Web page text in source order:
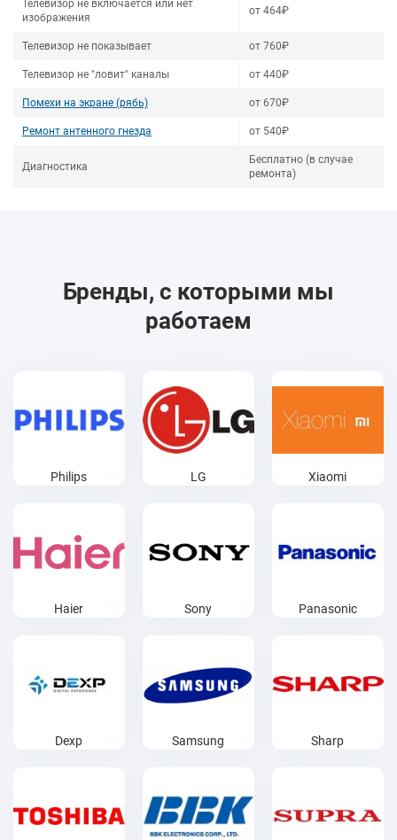
Телевизор не включается или нет
изображения
от 464₽
Телевизор не показывает от 760₽
Телевизор не "ловит" каналы от 440₽
Помехи на экране (рябь) от 670₽
Ремонт антенного гнезда от 540₽
Диагностика
Бесплатно (в случае
ремонта)
Бренды, с которыми мы
работаем
Philips LG Xiaomi
Haier Sony Panasonic
Dexp Samsung Sharp